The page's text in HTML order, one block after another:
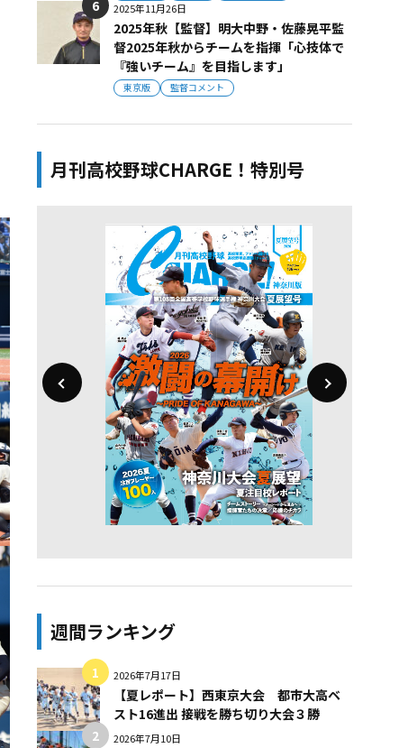
2025年11月26日
2025年秋【監督】明大中野・佐藤晃平監
督2025年秋からチームを指揮「心技体で
『強いチーム』を目指します」
東京版 監督コメント
月刊高校野球CHARGE！特別号
週間ランキング
2026年7月17日
【夏レポート】西東京大会 都市大高ベ
スト16進出 接戦を勝ち切り大会３勝
2026年7月10日